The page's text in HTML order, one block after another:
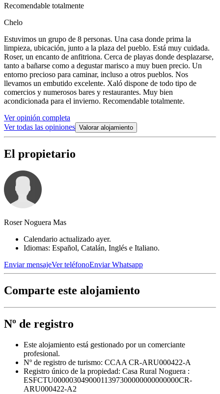
Recomendable totalmente
Chelo
Estuvimos un grupo de 8 personas. Una casa donde prima la
limpieza, ubicación, junto a la plaza del pueblo. Está muy cuidada.
Roser, un encanto de anfitriona. Cerca de playas donde desplazarse,
tanto a bañarse como a degustar marisco a muy buen precio. Un
entorno precioso para caminar, incluso a otros pueblos. Nos
llevamos un embutido excelente. Xaló dispone de todo tipo de
comercios y numerosos bares y restaurantes. Muy bien
acondicionada para el invierno. Recomendable totalmente.
Ver opinión completa
Ver todas las opiniones Valorar alojamiento
El propietario
Roser Noguera Mas
Calendario actualizado ayer.
Idiomas: Español, Catalán, Inglés e Italiano.
Enviar mensajeVer teléfonoEnviar Whatsapp
Comparte este alojamiento
Nº de registro
Este alojamiento está gestionado por un comerciante
profesional.
Nº de registro de turismo: CCAA CR-ARU000422-A
Registro único de la propiedad: Casa Rural Noguera :
ESFCTU00000304900011397300000000000000CR-
ARU000422-A2